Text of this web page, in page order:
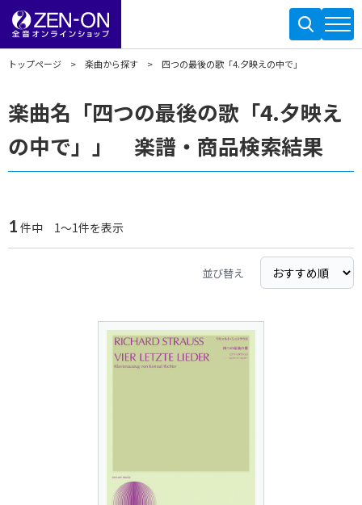
トップページ 楽曲から探す 四つの最後の歌「4.夕映えの中で」
楽曲名「四つの最後の歌「4.夕映え
の中で」」 楽譜・商品検索結果
1 件中 1～1件を表示
並び替え